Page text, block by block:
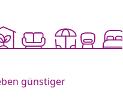
günstiger